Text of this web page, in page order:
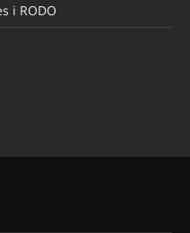
i RODO